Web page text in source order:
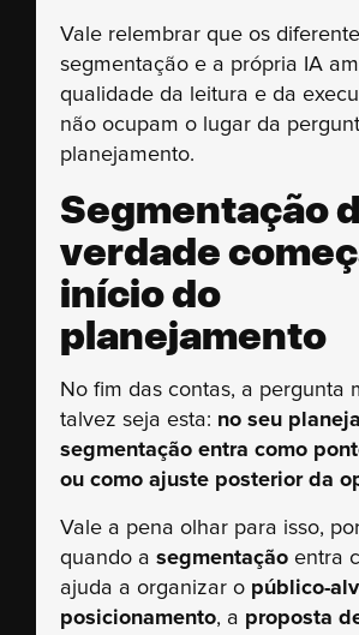
Vale relembrar que os
segmentação e a própria IA
qualidade da leitura e da
não ocupam o lugar da
planejamento.
Segmentação
verdade
início do
planejamento
No fim das contas, a pergunta
talvez seja esta: no seu
segmentação entra como
ou como ajuste posterior da
Vale a pena olhar para isso,
quando a segmentação entra
ajuda a organizar o público-
posicionamento, a proposta